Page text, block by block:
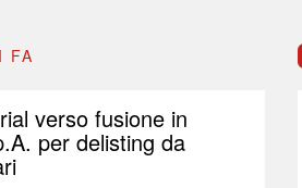
FA
verso fusione in
per delisting da